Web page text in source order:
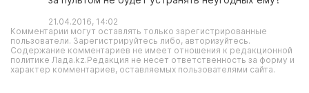
21.04.2016, 14:02
Комментарии могут оставлять только зарегистрированные
пользователи. Зарегистрируйтесь либо, авторизуйтесь.
Содержание комментариев не имеет отношения к редакционной
политике Лада.kz.Редакция не несет ответственность за форму и
характер комментариев, оставляемых пользователями сайта.